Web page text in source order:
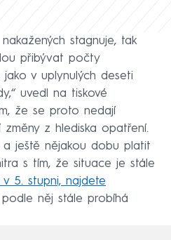
stagnuje, tak
přibývat počty
jako v uplynulých deseti
uvedl na tiskové
že se proto nedají
z hlediska opatření.
a ještě nějakou dobu platit
s tím, že situace je stále
5. stupni, najdete
podle něj stále probíhá